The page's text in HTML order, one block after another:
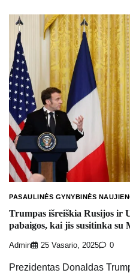
PASAULINĖS GYNYBINĖS
Trumpas išreiškia Rusijos ir
pabaigos, kai jis susitinka su
Admin 25 Vasario, 2025 0
Prezidentas Donaldas